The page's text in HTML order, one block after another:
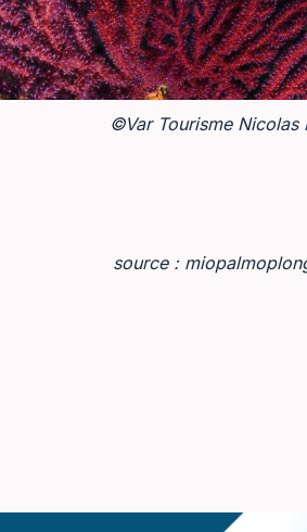
©Var Tourisme Nicolas
source :